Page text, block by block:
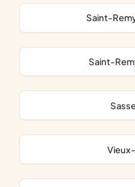
Saint-
Saint-